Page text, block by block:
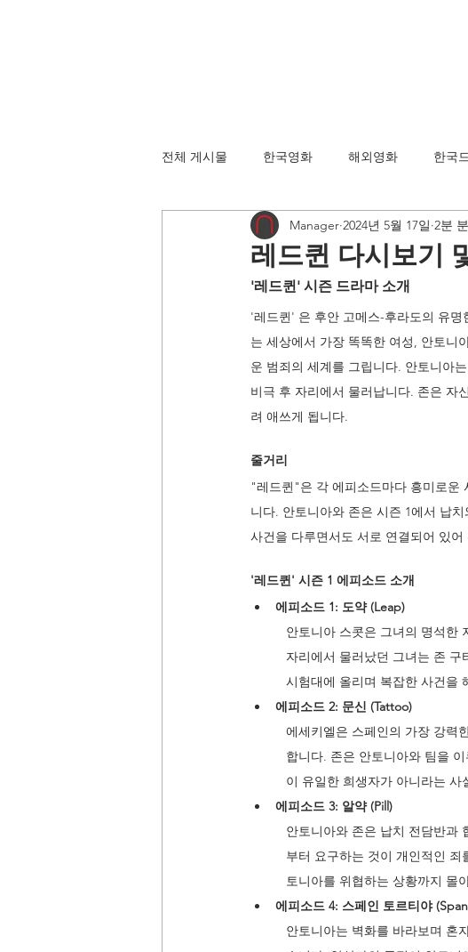
전체 게시물 한국영화 해외영화 한국
레드퀸 다시보기
Manager 2024년 5월 17일 2분
'레드퀸' 시즌 드라마 소개
'레드퀸' 은 후안 고메스-후라도의 유
는 세상에서 가장 똑똑한 여성, 안토니
운 범죄의 세계를 그립니다. 안토니아
비극 후 자리에서 물러납니다. 존은 자
려 애쓰게 됩니다.
줄거리
"레드퀸"은 각 에피소드마다 흥미로운
니다. 안토니아와 존은 시즌 1에서 납
사건을 다루면서도 서로 연결되어 있
'레드퀸' 시즌 1 에피소드 소개
에피소드 1: 도약 (Leap)
안토니아 스콧은 그녀의 명석한
자리에서 물러났던 그녀는 존
시험대에 올리며 복잡한 사건을
에피소드 2: 문신 (Tattoo)
에세키엘은 스페인의 가장 강력
합니다. 존은 안토니아와 팀을
이 유일한 희생자가 아니라는 사
에피소드 3: 알약 (Pill)
안토니아와 존은 납치 전담반과
부터 요구하는 것이 개인적인
토니아를 위협하는 상황까지 몰
에피소드 4: 스페인 토르티야
안토니아는 벽화를 바라보며 혼